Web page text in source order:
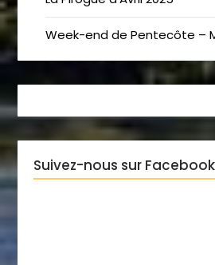
Week-end de Pentecôte –
Suivez-nous sur Facebook